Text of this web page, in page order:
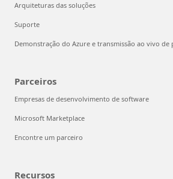
Arquiteturas das soluções
Suporte
Demonstração do Azure e transmissão ao vivo de
Parceiros
Empresas de desenvolvimento de software
Microsoft Marketplace
Encontre um parceiro
Recursos